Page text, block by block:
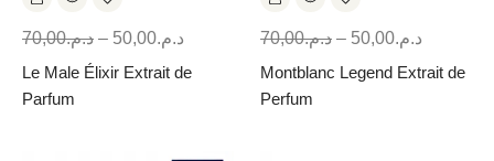
د.م.70,00 – د.م.50,00
Le Male Élixir Extrait de
Parfum
د.م.70,00 – د.م.50,00
Montblanc Legend Extrait de
Perfum